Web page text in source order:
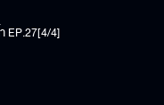
EP.27[4/4]